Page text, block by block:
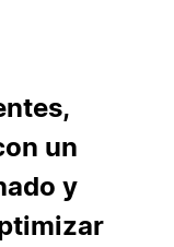
un
y